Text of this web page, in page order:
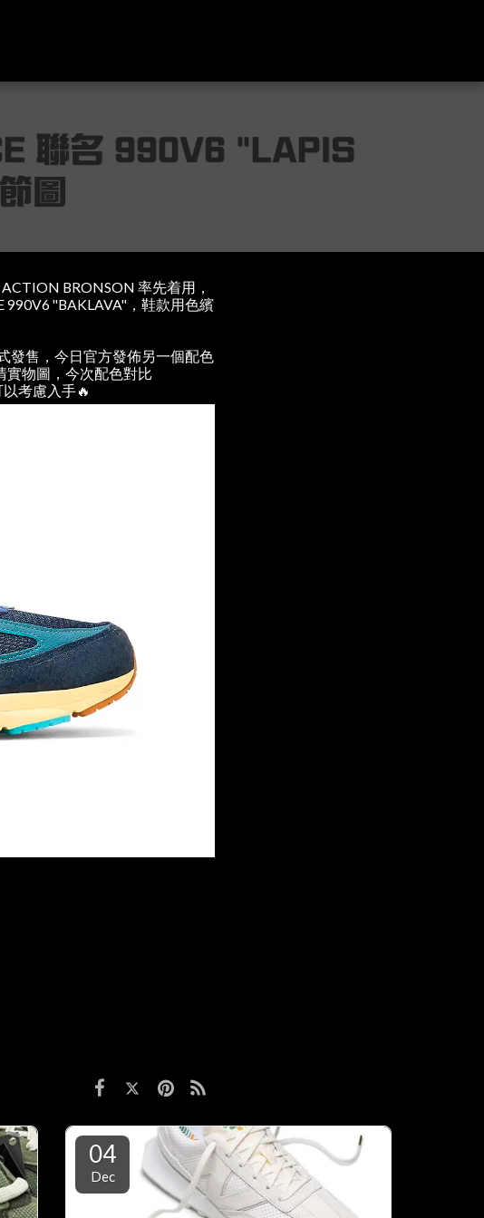
聯名 990V6 "LAPIS
圖
BRONSON 率先着用，
"BAKLAVA"，鞋款用色繽
發售，今日官方發佈另一個配色
實物圖，今次配色對比
考慮入手🔥
04
Dec